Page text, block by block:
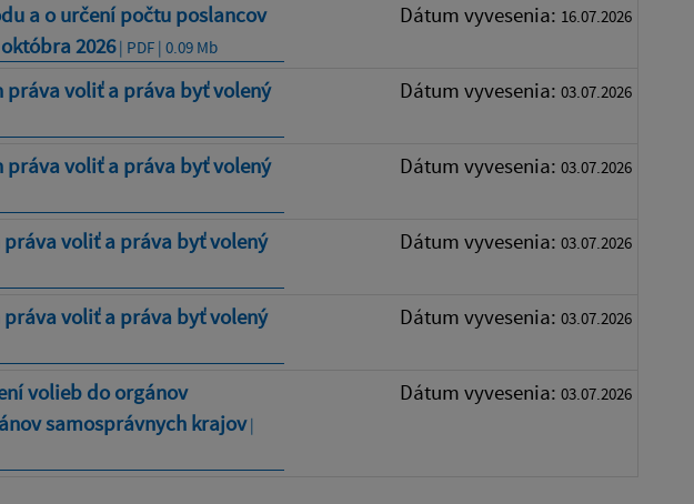
a o určení počtu poslancov
2026| PDF | 0.09 Mb
Dátum vyvesenia: 16.07.2026
voliť a práva byť volený
Dátum vyvesenia: 03.07.2026
voliť a práva byť volený
Dátum vyvesenia: 03.07.2026
voliť a práva byť volený
Dátum vyvesenia: 03.07.2026
voliť a práva byť volený
Dátum vyvesenia: 03.07.2026
volieb do orgánov
samosprávnych krajov|
Dátum vyvesenia: 03.07.2026